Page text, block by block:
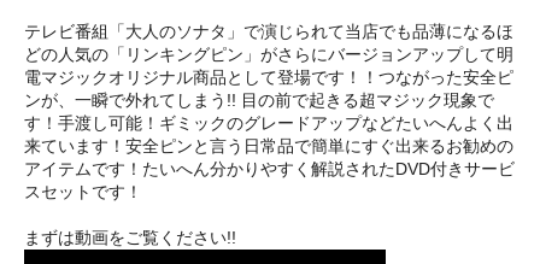
テレビ番組「大人のソナタ」で演じられて当店でも品薄になるほ
どの人気の「リンキングピン」がさらにバージョンアップして明
電マジックオリジナル商品として登場です！！つながった安全ピ
ンが、一瞬で外れてしまう!! 目の前で起きる超マジック現象で
す！手渡し可能！ギミックのグレードアップなどたいへんよく出
来ています！安全ピンと言う日常品で簡単にすぐ出来るお勧めの
アイテムです！たいへん分かりやすく解説されたDVD付きサービ
スセットです！
まずは動画をご覧ください!!